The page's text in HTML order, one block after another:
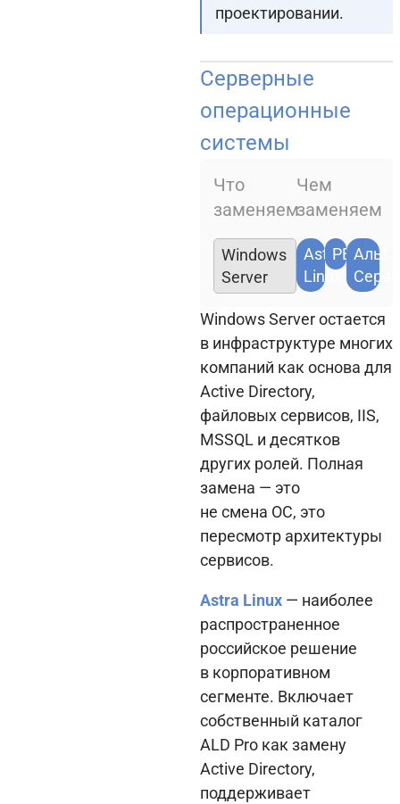
проектировании.
Серверные
операционные
системы
Что
заменяем
Windows
Server
Чем
заменяем
Astra
Linux
РЕД ОС
Альт
Windows Server остается
в инфраструктуре многих
компаний как основа для
Active Directory,
файловых сервисов, IIS,
MSSQL и десятков
других ролей. Полная
замена — это
не смена ОС, это
пересмотр архитектуры
сервисов.
Astra Linux — наиболее
распространенное
российское решение
в корпоративном
сегменте. Включает
собственный каталог
ALD Pro как замену
Active Directory,
поддерживает